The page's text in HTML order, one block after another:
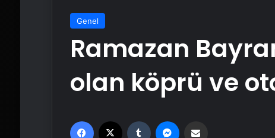
Genel
Ramazan
olan köprü ve
Facebook Tumblr